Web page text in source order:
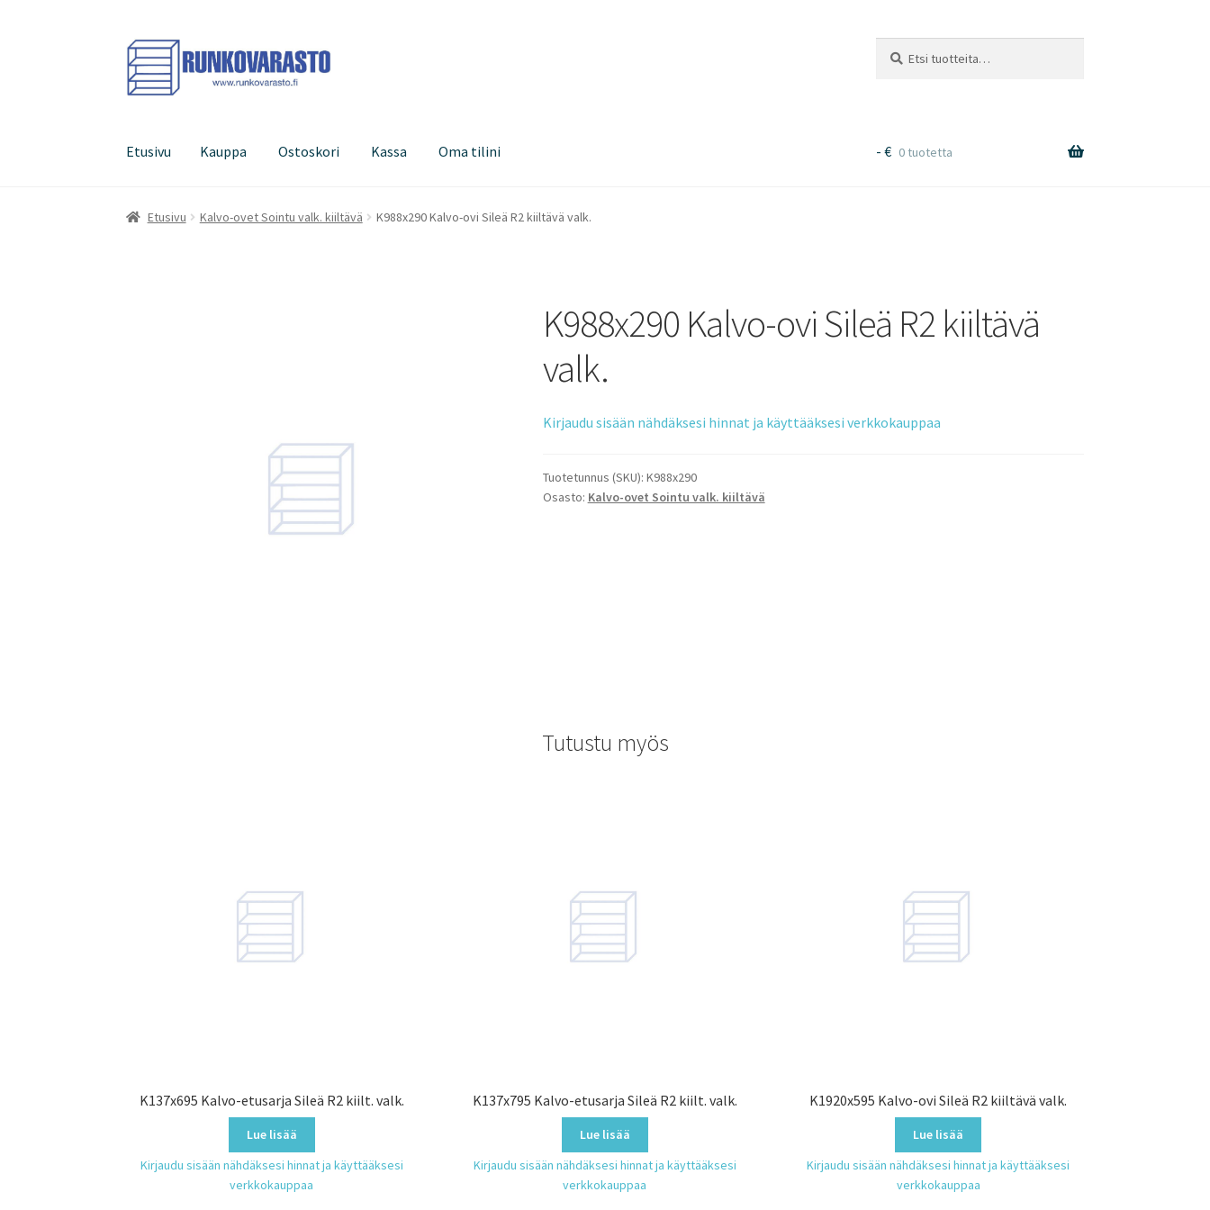
Siirry
navigointiin
Siirry
sisältöön
Etusivu Kauppa Ostoskori Kassa Oma tilini
Etusivu Kauppa Ostoskori Kassa Oma tilini
- € 0 tuotetta
Etusivu Kalvo-ovet Sointu valk. kiiltävä K988x290 Kalvo-ovi Sileä R2 kiiltävä valk.
K988x290 Kalvo-ovi Sileä R2 kiiltävä
valk.
Kirjaudu sisään nähdäksesi hinnat ja käyttääksesi verkkokauppaa
Tuotetunnus (SKU): K988x290
Osasto: Kalvo-ovet Sointu valk. kiiltävä
Tutustu myös
K137x695 Kalvo-etusarja Sileä R2 kiilt. valk.
Lue lisää
Kirjaudu sisään nähdäksesi hinnat ja käyttääksesi
verkkokauppaa
K137x795 Kalvo-etusarja Sileä R2 kiilt. valk.
Lue lisää
Kirjaudu sisään nähdäksesi hinnat ja käyttääksesi
verkkokauppaa
K1920x595 Kalvo-ovi Sileä R2 kiiltävä valk.
Lue lisää
Kirjaudu sisään nähdäksesi hinnat ja käyttääksesi
verkkokauppaa